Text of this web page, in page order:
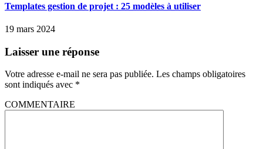
Templates gestion de projet : 25 modèles à utiliser
19 mars 2024
Laisser une réponse
Votre adresse e-mail ne sera pas publiée. Les champs obligatoires
sont indiqués avec *
COMMENTAIRE